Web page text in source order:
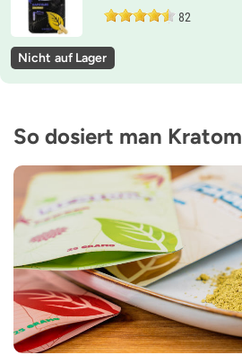
82
Nicht auf Lager
So dosiert man Kratom